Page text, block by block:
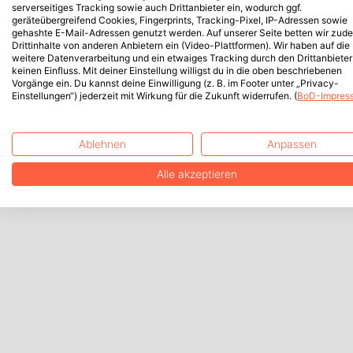
serverseitiges Tracking sowie auch Drittanbieter ein, wodurch ggf.
geräteübergreifend Cookies, Fingerprints, Tracking-Pixel, IP-Adressen sowie
gehashte E-Mail-Adressen genutzt werden. Auf unserer Seite betten wir
Drittinhalte von anderen Anbietern ein (Video-Plattformen). Wir haben auf die
weitere Datenverarbeitung und ein etwaiges Tracking durch den Drittanbieter
keinen Einfluss. Mit deiner Einstellung willigst du in die oben beschriebenen
Vorgänge ein. Du kannst deine Einwilligung (z. B. im Footer unter „Privacy-
Einstellungen“) jederzeit mit Wirkung für die Zukunft widerrufen. (BoD-
Ablehnen Anpassen
Alle akzeptieren